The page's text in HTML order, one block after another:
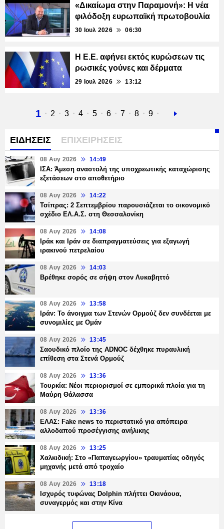
«Δικαίωμα στην Παραμονή»: Η νέα
φιλόδοξη ευρωπαϊκή πρωτοβουλία
30 Ιουλ 2026 06:30
Η Ε.Ε. αφήνει εκτός κυρώσεων τις
ρωσικές γούνες και δέρματα
29 Ιουλ 2026 13:12
Τρέχουσα
1 Σελίδα
2 Σελίδα
3 Σελίδα
4 Σελίδα
5 Σελίδα
6 Σελίδα
7 Σελίδα
8 Σελίδα
9
Next
ΕΙΔΗΣΕΙΣ ΕΠΙΧΕΙΡΗΣΕΙΣ
08 Αυγ 2026 14:49
ΙΣΑ: Άμεση αναστολή της υποχρεωτικής καταχώρισης
εξετάσεων στο αποθετήριο
08 Αυγ 2026 14:22
Τσίπρας: 2 Σεπτεμβρίου παρουσιάζεται το οικονομικό
σχέδιο ΕΛ.Α.Σ. στη Θεσσαλονίκη
08 Αυγ 2026 14:08
Ιράκ και Ιράν σε διαπραγματεύσεις για εξαγωγή
ιρακινού πετρελαίου
08 Αυγ 2026 14:03
Βρέθηκε σορός σε σήψη στον Λυκαβηττό
08 Αυγ 2026 13:58
Ιράν: Το άνοιγμα των Στενών Ορμούζ δεν συνδέεται με
συνομιλίες με Ομάν
08 Αυγ 2026 13:45
Σαουδικό πλοίο της ADNOC δέχθηκε πυραυλική
επίθεση στα Στενά Ορμούζ
08 Αυγ 2026 13:36
Τουρκία: Νέοι περιορισμοί σε εμπορικά πλοία για τη
Μαύρη Θάλασσα
08 Αυγ 2026 13:36
ΕΛΑΣ: Fake news το περιστατικό για απόπειρα
αλλοδαπού προσέγγισης ανήλικης
08 Αυγ 2026 13:25
Χαλκιδική: Στο «Παπαγεωργίου» τραυματίας οδηγός
μηχανής μετά από τροχαίο
08 Αυγ 2026 13:18
Ισχυρός τυφώνας Dolphin πλήττει Οκινάουα,
συναγερμός και στην Κίνα